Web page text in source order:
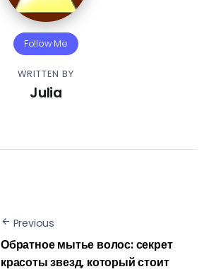
Follow Me
WRITTEN BY
Julia
Previous
Обратное мытье волос: секрет
красоты звезд, который стоит